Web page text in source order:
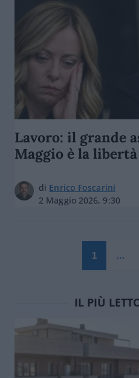
Lavoro: il grande
Maggio è la libertà
di Enrico Foscarini
2 Maggio 2026, 9:30
1 …
IL PIÙ